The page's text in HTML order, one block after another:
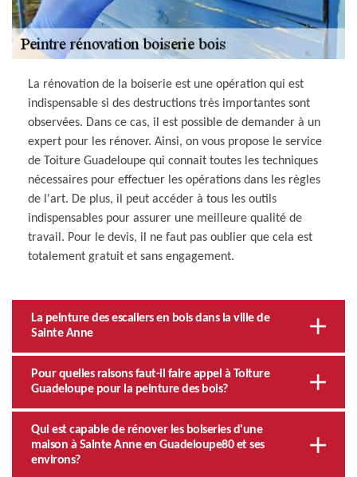
La rénovation de la boiserie est une opération qui est
indispensable si des destructions très importantes sont
observées. Dans ce cas, il est possible de demander à un
expert pour les rénover. Ainsi, on vous propose le service
de Toiture Guadeloupe qui connait toutes les techniques
nécessaires pour effectuer les opérations dans les règles
de l'art. De plus, il peut accéder à tous les outils
indispensables pour assurer une meilleure qualité de
travail. Pour le devis, il ne faut pas oublier que cela est
totalement gratuit et sans engagement.
La peinture des escaliers en bois dans la ville de
Sainte Anne
Pour quelles raisons faut-il faire appel à Toiture
Guadeloupe pour la peinture des bois?
Qui est capable de rénover les boiseries d'une
maison à Sainte Anne en Guadeloupe80 et ses
environs?